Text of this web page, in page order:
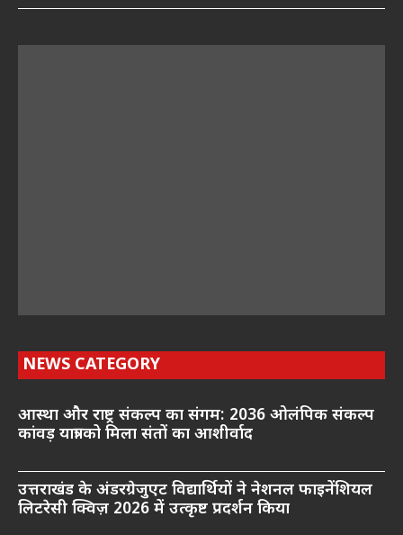
NEWS CATEGORY
आस्था और राष्ट्र संकल्प का संगम: 2036 ओलंपिक संकल्प
कांवड़ यात्रा को मिला संतों का आशीर्वाद
उत्तराखंड के अंडरग्रेजुएट विद्यार्थियों ने नेशनल फाइनेंशियल
लिटरेसी क्विज़ 2026 में उत्कृष्ट प्रदर्शन किया